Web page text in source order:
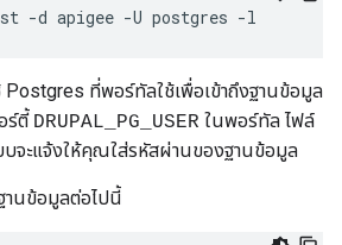
-d apigee -U postgres -l
Postgres ที่พอร์ทัลใช้เพื่อเข้าถึงฐานข้อมูล
ร์ตี้ DRUPAL_PG_USER ในพอร์ทัล ไฟล์
บจะแจ้งให้คุณใส่รหัสผ่านของฐานข้อมูล
านข้อมูลต่อไปนี้